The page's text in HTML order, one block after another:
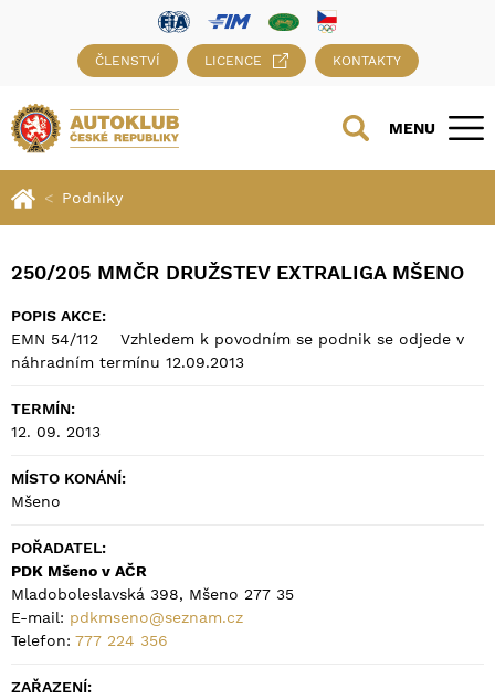
ČLENSTVÍ LICENCE KONTAKTY
MENU
Podniky
250/205 MMČR DRUŽSTEV EXTRALIGA MŠENO
POPIS AKCE:
EMN 54/112 Vzhledem k povodním se podnik se odjede v
náhradním termínu 12.09.2013
TERMÍN:
12. 09. 2013
MÍSTO KONÁNÍ:
Mšeno
POŘADATEL:
PDK Mšeno v AČR
Mladoboleslavská 398, Mšeno 277 35
E-mail: pdkmseno@seznam.cz
Telefon: 777 224 356
ZAŘAZENÍ: